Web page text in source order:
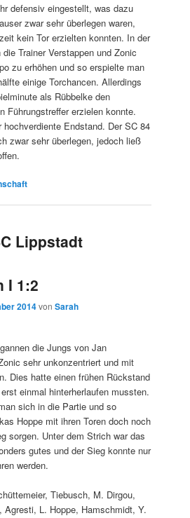
defensiv eingestellt, was dazu
zwar sehr überlegen waren,
kein Tor erzielten konnten. In der
Trainer Verstappen und Zonic
zu erhöhen und so erspielte man
einige Torchancen. Allerdings
als Rübbelke den
Führungstreffer erzielen konnte.
Endstand. Der SC 84
zwar sehr überlegen, jedoch ließ
Lippstadt
I 1:2
2014vonSarah
die Jungs von Jan
sehr unkonzentriert und mit
Dies hatte einen frühen Rückstand
einmal hinterherlaufen mussten.
sich in die Partie und so
Hoppe mit ihren Toren doch noch
sorgen. Unter dem Strich war das
gutes und der Sieg konnte nur
werden.
Tiebusch, M. Dirgou,
Agresti, L. Hoppe, Hamschmidt, Y.